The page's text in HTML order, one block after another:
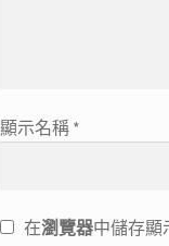
顯示名稱 *
在瀏覽器中儲存顯